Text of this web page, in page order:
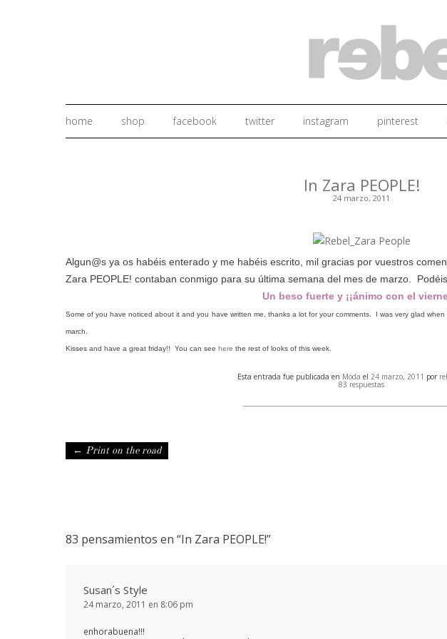
home
shop facebook twitter instagram pinterest
In Zara PEOPLE!
24 marzo, 2011
Algun@s ya os habéis enterado y me habéis escrito, mil gracias por vuestros
Zara PEOPLE! contaban conmigo para su última semana del mes de marzo.
Un beso fuerte y ¡¡ánimo con el
Some of you have noticed about it and you have written me, thanks a lot for your comments. I was very glad
march.
Kisses and have a great friday!! You can see here the rest of looks of this week.
Esta entrada fue publicada en Moda el 24 marzo, 2011 por
83 respuestas
Navegación de entradas
← Print on the road
83 pensamientos en “In Zara PEOPLE!”
Susan´s Style
24 marzo, 2011 en 8:06 pm
enhorabuena!!!